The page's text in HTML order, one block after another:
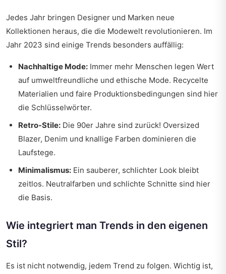
Jedes Jahr bringen Designer und Marken neue
Kollektionen heraus, die die Modewelt revolutionieren. Im
Jahr 2023 sind einige Trends besonders auffällig:
Nachhaltige Mode: Immer mehr Menschen legen Wert
auf umweltfreundliche und ethische Mode. Recycelte
Materialien und faire Produktionsbedingungen sind hier
die Schlüsselwörter.
Retro-Stile: Die 90er Jahre sind zurück! Oversized
Blazer, Denim und knallige Farben dominieren die
Laufstege.
Minimalismus: Ein sauberer, schlichter Look bleibt
zeitlos. Neutralfarben und schlichte Schnitte sind hier
die Basis.
Wie integriert man Trends in den eigenen
Stil?
Es ist nicht notwendig, jedem Trend zu folgen. Wichtig ist,